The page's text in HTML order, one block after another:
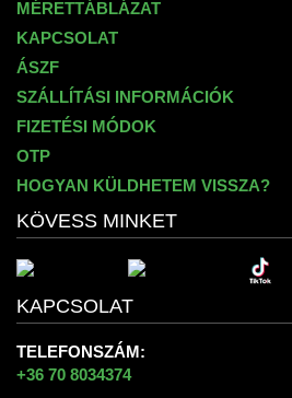
MÉRETTÁBLÁZAT
KAPCSOLAT
ÁSZF
SZÁLLÍTÁSI INFORMÁCIÓK
FIZETÉSI MÓDOK
OTP
HOGYAN KÜLDHETEM VISSZA?
KÖVESS MINKET
KAPCSOLAT
TELEFONSZÁM:
+36 70 8034374